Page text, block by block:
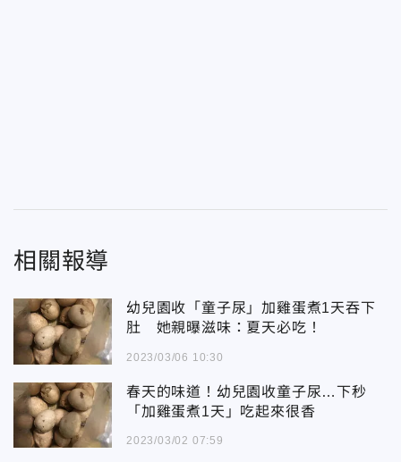
相關報導
幼兒園收「童子尿」加雞蛋煮1天吞下
肚 她親曝滋味：夏天必吃！
2023/03/06 10:30
春天的味道！幼兒園收童子尿…下秒
「加雞蛋煮1天」吃起來很香
2023/03/02 07:59